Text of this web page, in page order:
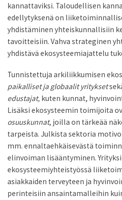
kannattaviksi. Taloudellisen
edellytyksenä on
yhdistäminen yhteiskunnallisiin
tavoitteisiin. Vahva strateginen
yhdistävä ekosysteemiajattelu
Tunnistettuja arkiliikkumisen
paikalliset ja globaalit yritykset
edustajat, kuten kunnat,
Lisäksi ekosysteemin toimijoita
osuuskunnat, joilla on tärkeää
tarpeista. Julkista sektoria
mm. ennaltaehkäisevästä
elinvoiman lisääntyminen.
ekosysteemiyhteistyössä
asiakkaiden terveyteen ja
perinteisiin ansaintamalleihin